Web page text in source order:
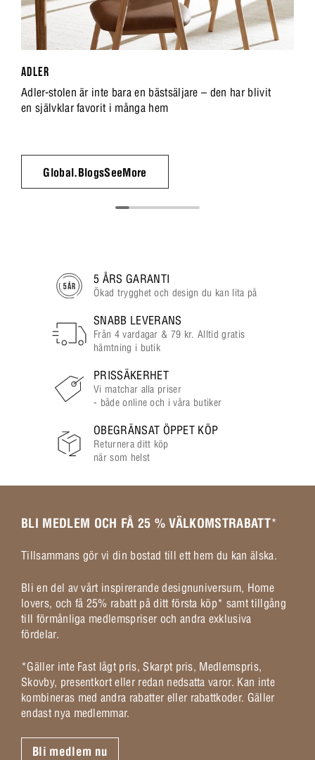
ADLER
Adler-stolen är inte bara en bästsäljare – den har blivit
en självklar favorit i många hem
Global.BlogsSeeMore
5 ÅRS GARANTI
Ökad trygghet och design du kan lita på
SNABB LEVERANS
Från 4 vardagar & 79 kr. Alltid gratis
hämtning i butik
PRISSÄKERHET
Vi matchar alla priser
- både online och i våra butiker
OBEGRÄNSAT ÖPPET KÖP
Returnera ditt köp
när som helst
BLI MEDLEM OCH FÅ 25 % VÄLKOMSTRABATT*
Tillsammans gör vi din bostad till ett hem du kan älska.
Bli en del av vårt inspirerande designuniversum, Home
lovers, och få 25% rabatt på ditt första köp* samt tillgång
till förmånliga medlemspriser och andra exklusiva
fördelar.
*Gäller inte Fast lågt pris, Skarpt pris, Medlemspris,
Skovby, presentkort eller redan nedsatta varor. Kan inte
kombineras med andra rabatter eller rabattkoder. Gäller
endast nya medlemmar.
Bli medlem nu